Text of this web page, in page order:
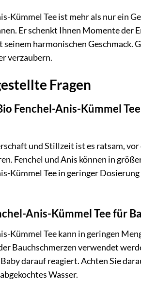
Kümmel Tee ist mehr als nur ein
Er schenkt Ihnen Momente
harmonischen Geschmack.
verzaubern.
Fragen
Fenchel-Anis-Kümmel
und Stillzeit ist es ratsam,
Fenchel und Anis können in
Kümmel Tee in geringer
Anis-Kümmel Tee für
Kümmel Tee kann in geringen
Bauchschmerzen verwendet
darauf reagiert. Achten Sie
Wasser.